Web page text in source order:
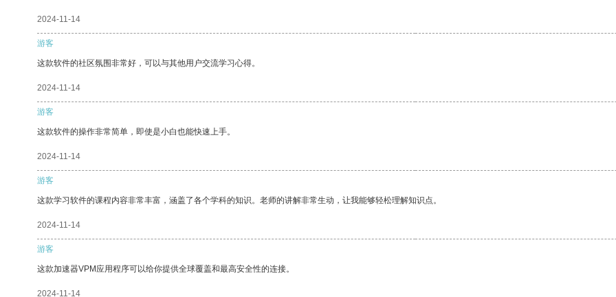
2024-11-14
游客
这款软件的社区氛围非常好，可以与其他用户交流学习心得。
2024-11-14
游客
这款软件的操作非常简单，即使是小白也能快速上手。
2024-11-14
游客
这款学习软件的课程内容非常丰富，涵盖了各个学科的知识。老师的讲解非常生动，让我能够轻松理解知识点。
2024-11-14
游客
这款加速器VPM应用程序可以给你提供全球覆盖和最高安全性的连接。
2024-11-14